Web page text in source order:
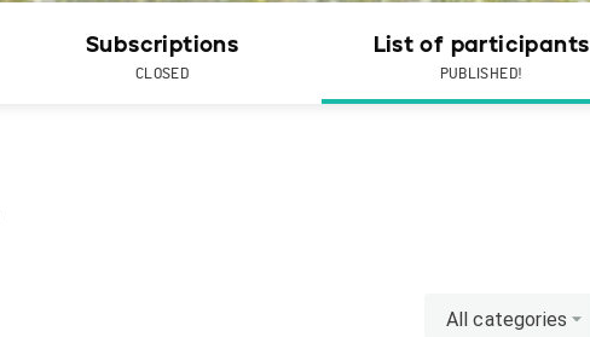
Subscriptions
CLOSED
List of participants
PUBLISHED!
All categories